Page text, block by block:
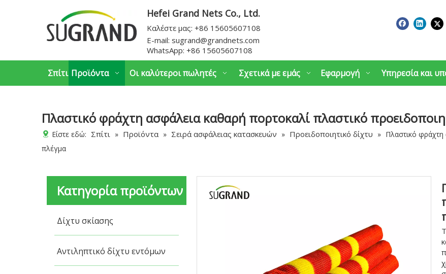
Hefei Grand Nets Co., Ltd.
Καλέστε μας: +86 15605607108
E-mail: sugrand@grandnets.com
WhatsApp: +86 15605607108
Σπίτι Προϊόντα Οι καλύτεροι πωλητές Σχετικά με εμάς Εφαρμογή Υπηρεσία και
Πλαστικό φράχτη ασφάλεια καθαρή πορτοκαλί πλαστικό
Είστε εδώ: Σπίτι » Προϊόντα » Σειρά ασφάλειας κατασκευών » Προειδοποιητικό δίχτυ » Πλαστικό φράχτη
πλέγμα
Κατηγορία προϊόντων
Δίχτυ σκίασης
Αντιληπτικό δίχτυ εντόμων